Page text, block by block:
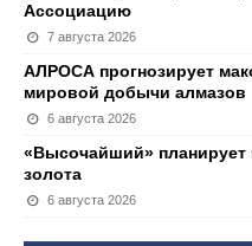
Ассоциацию
7 августа 2026
АЛРОСА прогнозирует
мировой добычи алмазов
6 августа 2026
«Высочайший» планирует
золота
6 августа 2026